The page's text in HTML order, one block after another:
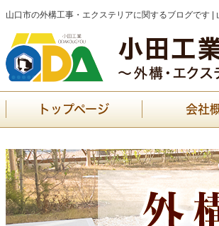
山口市の外構工事・エクステリアに関するブログです |
トップページ 会社